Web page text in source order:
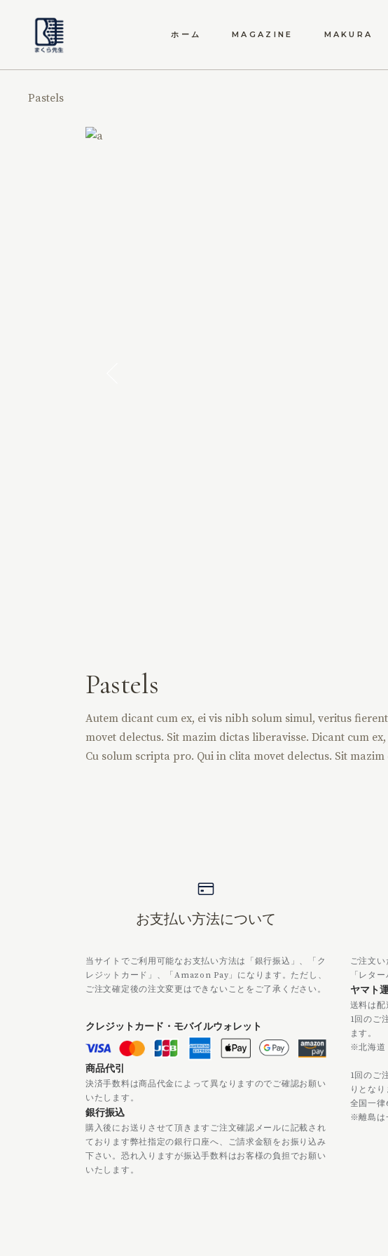
ホーム MAGAZINE MAKURA
Pastels
Pastels
Autem dicant cum ex, ei vis nibh solum simul, veritus
movet delectus. Sit mazim dictas liberavisse. Dicant cum
Cu solum scripta pro. Qui in clita movet delectus. Sit
お支払い方法について
当サイトでご利用可能なお支払い方法は「銀行振込」、「ク
レジットカード」、「Amazon Pay」になります。ただし、
ご注文確定後の注文変更はできないことをご了承ください。
クレジットカード・モバイルウォレット
商品代引
決済手数料は商品代金によって異なりますのでご確認お願い
いたします。
銀行振込
購入後にお送りさせて頂きますご注文確認メールに記載され
ております弊社指定の銀行口座へ、ご請求金額をお振り込み
下さい。恐れ入りますが振込手数料はお客様の負担でお願い
いたします。
ご注文
「レタ
ヤマト
送料は配
1回のご
ます。
※北海道
1回のご
りとなり
全国一律
※離島は